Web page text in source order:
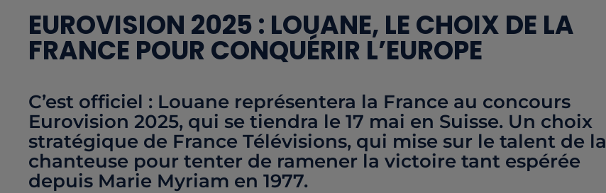
EUROVISION 2025 : LOUANE, LE CHOIX DE LA
FRANCE POUR CONQUÉRIR L’EUROPE
C’est officiel : Louane représentera la France au concours
Eurovision 2025, qui se tiendra le 17 mai en Suisse. Un choix
stratégique de France Télévisions, qui mise sur le talent de la
chanteuse pour tenter de ramener la victoire tant espérée
depuis Marie Myriam en 1977.